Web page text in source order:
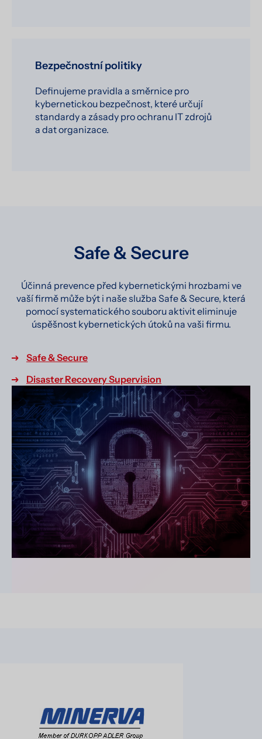
Bezpečnostní politiky
Definujeme pravidla a směrnice pro
kybernetickou bezpečnost, které určují
standardy a zásady pro ochranu IT zdrojů
a dat organizace.
Safe & Secure
Účinná prevence před kybernetickými hrozbami ve
vaší firmě může být i naše služba Safe & Secure, která
pomocí systematického souboru aktivit eliminuje
úspěšnost kybernetických útoků na vaši firmu.
Safe & Secure
Disaster Recovery Supervision